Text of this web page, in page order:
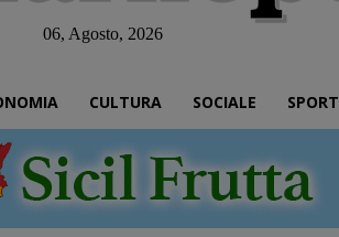
06, Agosto, 2026
CULTURA SOCIALE SPORT